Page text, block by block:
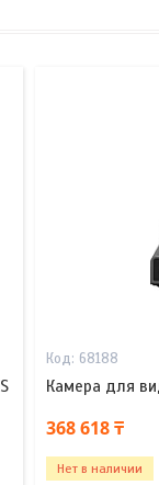
68188
Камера для
368 618 ₸
Нет в наличии